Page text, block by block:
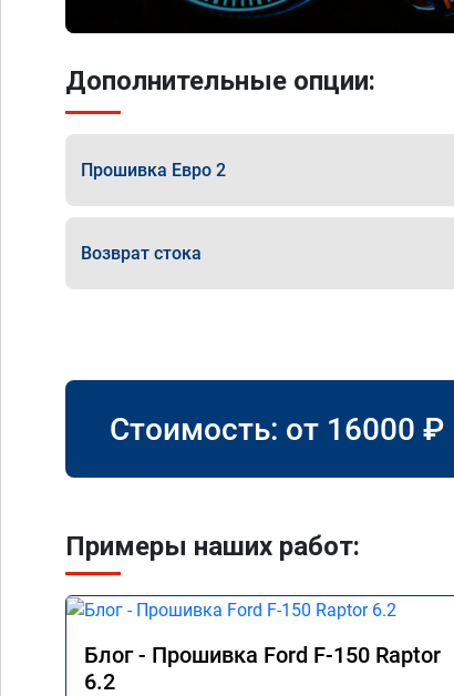
Дополнительные опции:
Прошивка Евро 2
Возврат стока
Стоимость: от 16000 ₽
Примеры наших работ:
Блог - Прошивка Ford F-150 Raptor
6.2